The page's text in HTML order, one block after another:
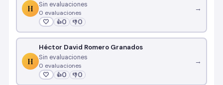
H
Sin evaluaciones
0 evaluaciones
🤍 👍0 👎0
→
H
Héctor David Romero Granados
Sin evaluaciones
0 evaluaciones
🤍 👍0 👎0
→